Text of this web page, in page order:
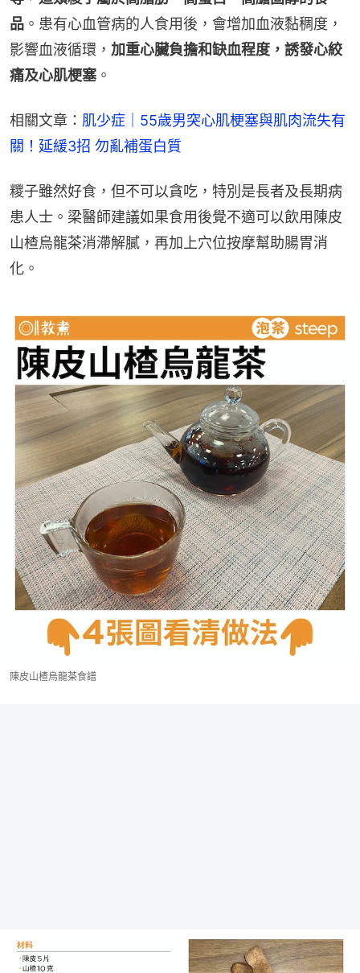
品 。患有心血管病的人食用後，會增加血液黏稠度，
影響血液循環， 加重心臟負擔和缺血程度，誘發心絞
痛及心肌梗塞 。
相關文章： 肌少症｜55歲男突心肌梗塞與肌肉流失有
關！延緩3招 勿亂補蛋白質
糭子雖然好食，但不可以貪吃，特別是長者及長期病
患人士。梁醫師建議如果食用後覺不適可以飲用陳皮
山楂烏龍茶消滯解膩，再加上穴位按摩幫助腸胃消
化。
陳皮山楂烏龍茶食譜